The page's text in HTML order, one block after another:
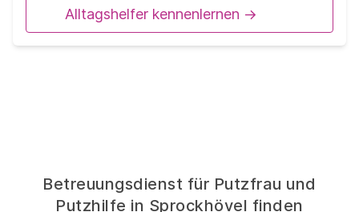
Alltagshelfer kennenlernen ->
Betreuungsdienst für Putzfrau und
Putzhilfe in Sprockhövel finden